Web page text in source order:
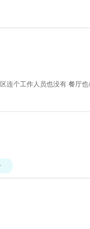
连个工作人员也没有 餐厅